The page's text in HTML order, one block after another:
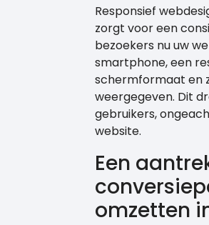
Responsief
zorgt voor een
bezoekers nu uw
smartphone, een
schermformaat en
weergegeven. Dit
gebruikers,
website.
Een
omzetten